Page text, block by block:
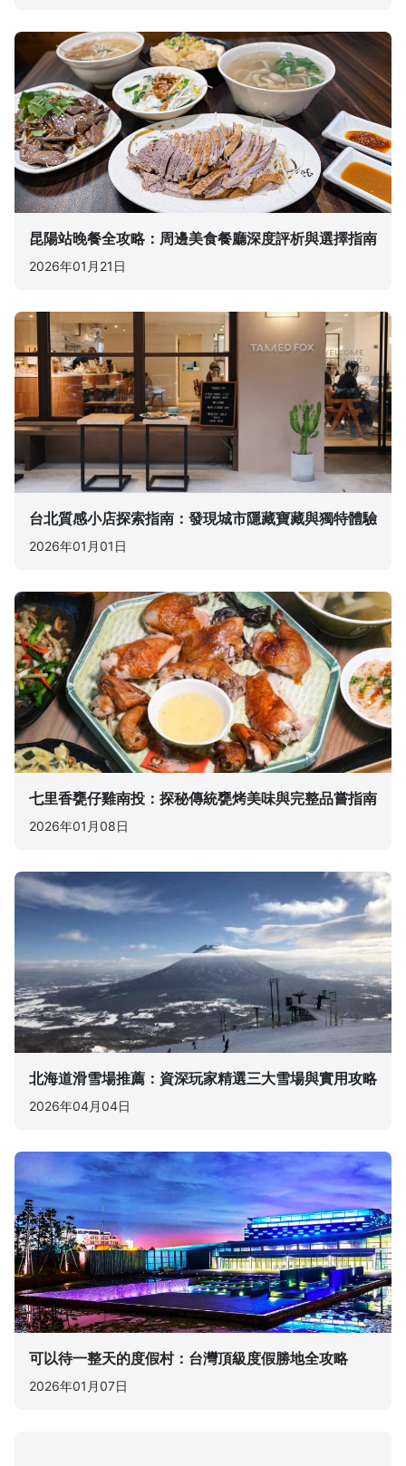
昆陽站晚餐全攻略：周邊美食餐廳深度評析與選擇指南
2026年01月21日
台北質感小店探索指南：發現城市隱藏寶藏與獨特體驗
2026年01月01日
七里香甕仔雞南投：探秘傳統甕烤美味與完整品嘗指南
2026年01月08日
北海道滑雪場推薦：資深玩家精選三大雪場與實用攻略
2026年04月04日
可以待一整天的度假村：台灣頂級度假勝地全攻略
2026年01月07日